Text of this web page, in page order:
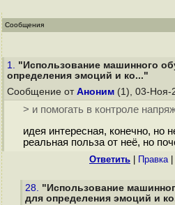
Сообщения
1. "Использование машинного
определения эмоций и ко..."
Сообщение от Аноним (1), 03-Ноя-
> и помогать в контроле
идея интересная, конечно, но
реальная польза от неё, но
Ответить Правка|
28. "Использование
для определения эмоций и